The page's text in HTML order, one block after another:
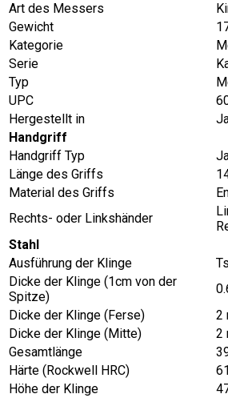
Art des Messers
Gewicht
Kategorie
Serie
Typ
UPC
Hergestellt in
Handgriff
Handgriff Typ
Länge des Griffs
Material des Griffs
Rechts- oder Linkshänder
Stahl
Ausführung der Klinge
Dicke der Klinge (1cm von der
Spitze)
Dicke der Klinge (Ferse)
2
Dicke der Klinge (Mitte)
2
Gesamtlänge
Härte (Rockwell HRC)
61
Höhe der Klinge